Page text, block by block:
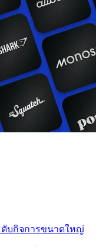
ดับกิจการขนาดใหญ่